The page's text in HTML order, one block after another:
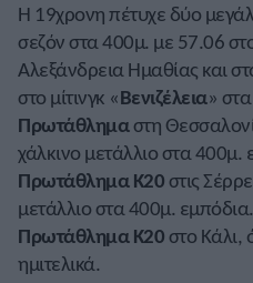
Η 19χρονη πέτυχε δύο
σεζόν στα 400μ. με 57.06
Αλεξάνδρεια Ημαθίας και
στο μίτινγκ «Βενιζέλεια»
Πρωτάθλημα στη
χάλκινο μετάλλιο στα 400μ.
Πρωτάθλημα Κ20 στις
μετάλλιο στα 400μ.
Πρωτάθλημα Κ20 στο Κάλι,
ημιτελικά.